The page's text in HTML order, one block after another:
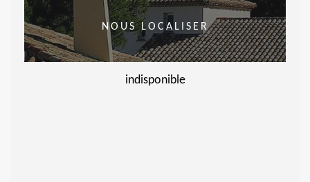
NOUS LOCALISER
indisponible